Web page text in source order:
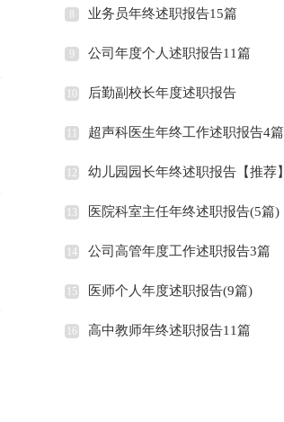
业务员年终述职报告15篇
9 公司年度个人述职报告11篇
后勤副校长年度述职报告
超声科医生年终工作述职报告4篇
12 幼儿园园长年终述职报告【推荐】
13 医院科室主任年终述职报告(5篇)
14 公司高管年度工作述职报告3篇
15 医师个人年度述职报告(9篇)
16 高中教师年终述职报告11篇